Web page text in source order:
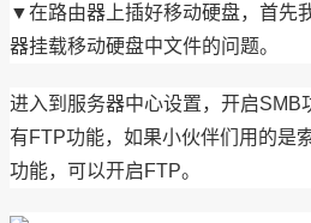
▼在路由器上插好移动硬盘，首先
器挂载移动硬盘中文件的问题。
进入到服务器中心设置，开启SMB
有FTP功能，如果小伙伴们用的是
功能，可以开启FTP。